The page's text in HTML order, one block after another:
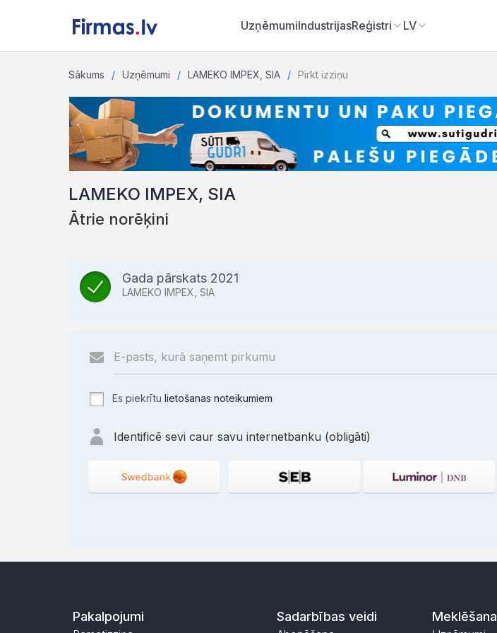
UzņēmumiIndustrijasReģistri LV
Sākums Uzņēmumi LAMEKO IMPEX, SIA Pirkt izziņu
LAMEKO IMPEX, SIA
Ātrie norēķini
Gada pārskats 2021
LAMEKO IMPEX, SIA
Es piekrītu lietošanas noteikumiem
Identificē sevi caur savu internetbanku (obligāti)
Pakalpojumi Sadarbības veidi Meklēšana